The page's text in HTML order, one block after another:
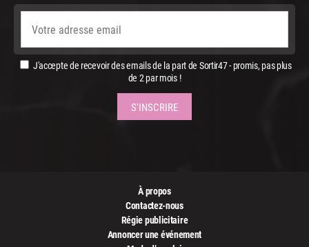
J'accepte de recevoir des emails de la part de Sortir47 - promis, pas plus
de 2 par mois !
À propos
Contactez-nous
Régie publicitaire
Annoncer une événement